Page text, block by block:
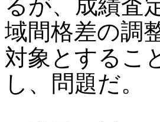
るが、成績査
域間格差の調
対象とするこ
し、問題だ。